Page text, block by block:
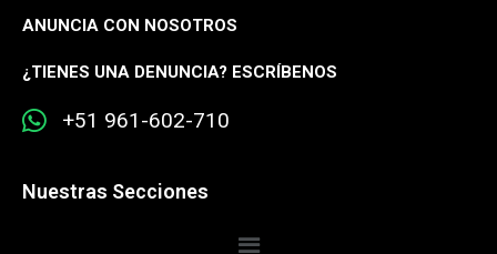
ANUNCIA CON NOSOTROS
¿TIENES UNA DENUNCIA? ESCRÍBENOS
+51 961-602-710
Nuestras Secciones